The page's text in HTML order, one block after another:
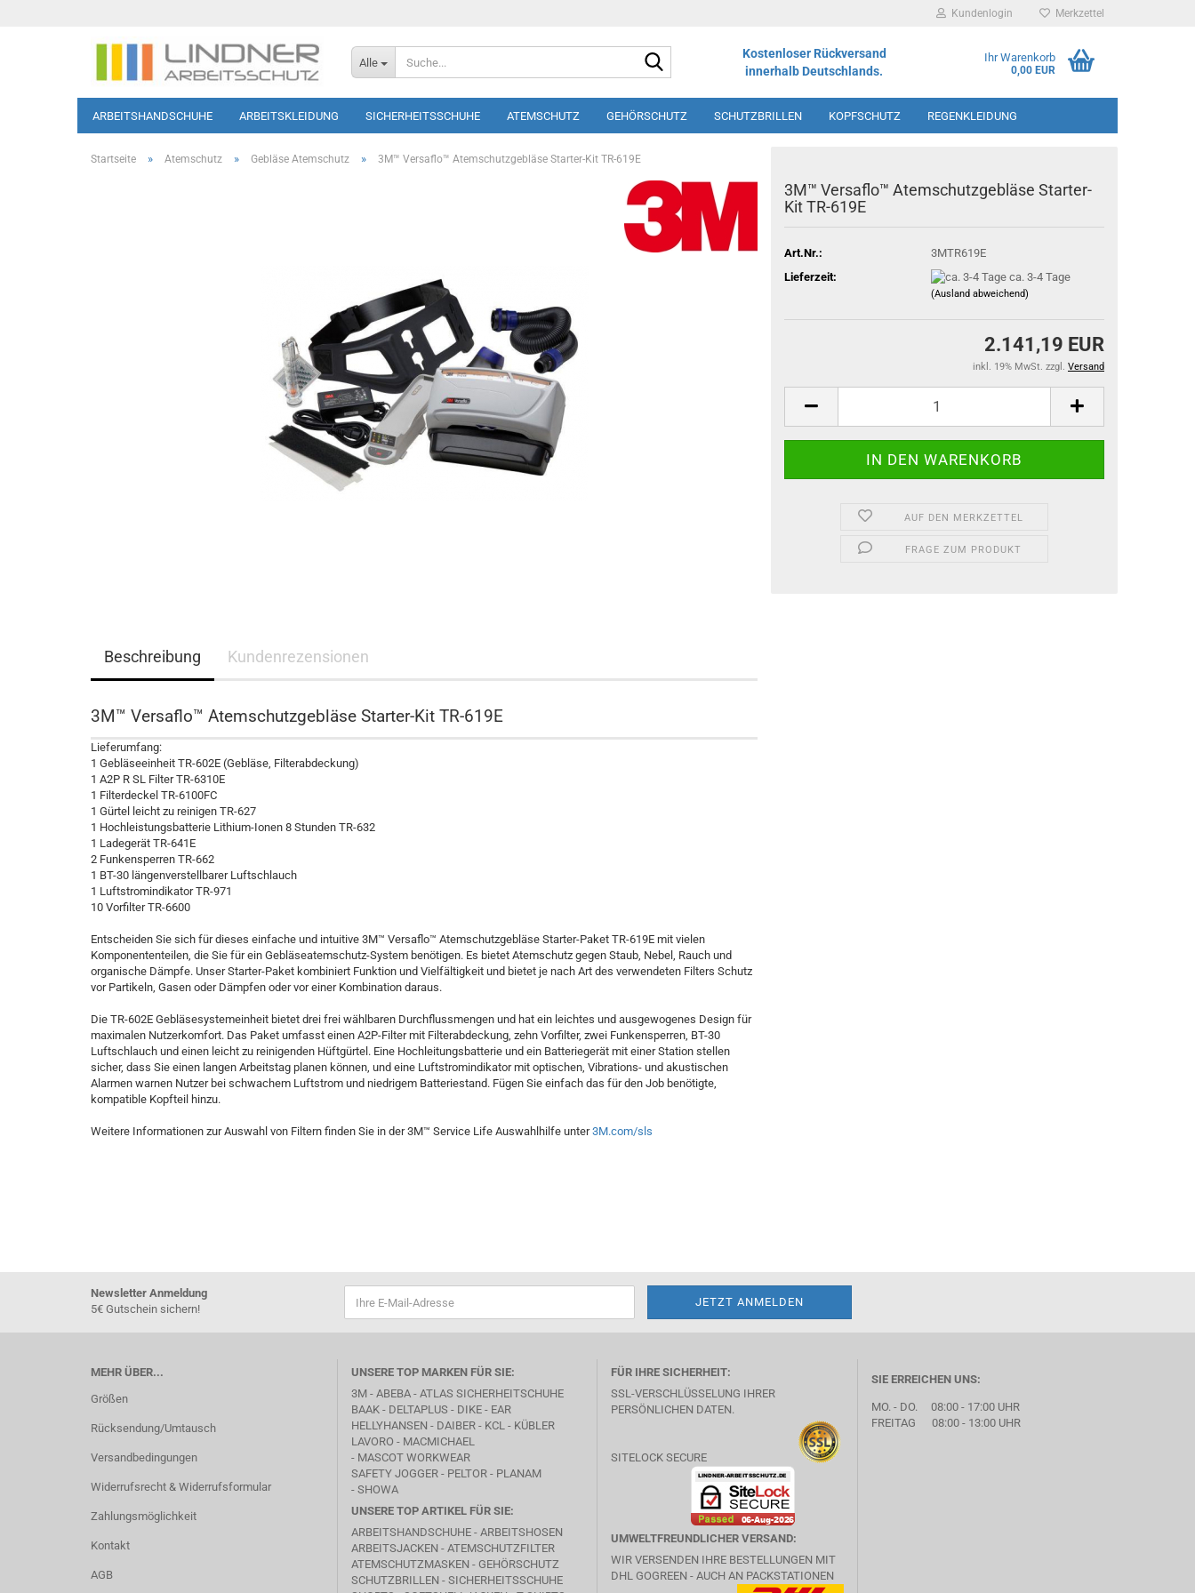
Kundenlogin Merkzettel
Alle
Kostenloser Rückversand
innerhalb Deutschlands.
Ihr Warenkorb
0,00 EUR
ARBEITSHANDSCHUHE ARBEITSKLEIDUNG SICHERHEITSSCHUHE ATEMSCHUTZ GEHÖRSCHUTZ SCHUTZBRILLEN KOPFSCHUTZ REGENKLEIDUNG
SOFTSHELL-JACKEN HAUTSCHUTZ T-SHIRTS/POLOS SHORTS SCHÜRZEN DRUCK UND STICK
Startseite » Atemschutz » Gebläse Atemschutz » 3M™ Versaflo™ Atemschutzgebläse Starter-Kit TR-619E
3M™ Versaflo™ Atemschutzgebläse Starter-
Kit TR-619E
Art.Nr.:
3MTR619E
Lieferzeit:
ca. 3-4 Tage
(Ausland abweichend)
2.141,19 EUR
inkl. 19% MwSt. zzgl. Versand
AUF DEN MERKZETTEL
FRAGE ZUM PRODUKT
Beschreibung Kundenrezensionen
3M™ Versaflo™ Atemschutzgebläse Starter-Kit TR-619E
Lieferumfang:
1 Gebläseeinheit TR-602E (Gebläse, Filterabdeckung)
1 A2P R SL Filter TR-6310E
1 Filterdeckel TR-6100FC
1 Gürtel leicht zu reinigen TR-627
1 Hochleistungsbatterie Lithium-Ionen 8 Stunden TR-632
1 Ladegerät TR-641E
2 Funkensperren TR-662
1 BT-30 längenverstellbarer Luftschlauch
1 Luftstromindikator TR-971
10 Vorfilter TR-6600
Entscheiden Sie sich für dieses einfache und intuitive 3M™ Versaflo™ Atemschutzgebläse Starter-Paket TR-619E mit vielen
Komponententeilen, die Sie für ein Gebläseatemschutz-System benötigen. Es bietet Atemschutz gegen Staub, Nebel, Rauch und
organische Dämpfe. Unser Starter-Paket kombiniert Funktion und Vielfältigkeit und bietet je nach Art des verwendeten Filters Schutz
vor Partikeln, Gasen oder Dämpfen oder vor einer Kombination daraus.
Die TR-602E Gebläsesystemeinheit bietet drei frei wählbaren Durchflussmengen und hat ein leichtes und ausgewogenes Design für
maximalen Nutzerkomfort. Das Paket umfasst einen A2P-Filter mit Filterabdeckung, zehn Vorfilter, zwei Funkensperren, BT-30
Luftschlauch und einen leicht zu reinigenden Hüftgürtel. Eine Hochleitungsbatterie und ein Batteriegerät mit einer Station stellen
sicher, dass Sie einen langen Arbeitstag planen können, und eine Luftstromindikator mit optischen, Vibrations- und akustischen
Alarmen warnen Nutzer bei schwachem Luftstrom und niedrigem Batteriestand. Fügen Sie einfach das für den Job benötigte,
kompatible Kopfteil hinzu.
Weitere Informationen zur Auswahl von Filtern finden Sie in der 3M™ Service Life Auswahlhilfe unter3M.com/sls
Newsletter Anmeldung
5€ Gutschein sichern!
MEHR ÜBER...
Größen
Rücksendung/Umtausch
Versandbedingungen
Widerrufsrecht & Widerrufsformular
Zahlungsmöglichkeit
Kontakt
AGB
UNSERE TOP MARKEN FÜR SIE:
3M - ABEBA - ATLAS SICHERHEITSCHUHE
BAAK- DELTAPLUS - DIKE- EAR
HELLYHANSEN - DAIBER - KCL - KÜBLER
LAVORO - MACMICHAEL
- MASCOT WORKWEAR
SAFETY JOGGER - PELTOR - PLANAM
- SHOWA
UNSERE TOP ARTIKEL FÜR SIE:
ARBEITSHANDSCHUHE - ARBEITSHOSEN
ARBEITSJACKEN - ATEMSCHUTZFILTER
ATEMSCHUTZMASKEN - GEHÖRSCHUTZ
SCHUTZBRILLEN - SICHERHEITSSCHUHE
FÜR IHRE SICHERHEIT:
SSL-VERSCHLÜSSELUNG IHRER
PERSÖNLICHEN DATEN.
SITELOCK SECURE
UMWELTFREUNDLICHER VERSAND:
WIR VERSENDEN IHRE BESTELLUNGEN MIT
DHL GOGREEN - AUCH AN PACKSTATIONEN
SIE ERREICHEN UNS:
MO. - DO. 08:00 - 17:00 UHR
FREITAG 08:00 - 13:00 UHR